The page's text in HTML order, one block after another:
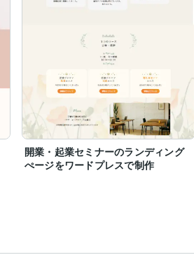
開業・起業セミナーのランディング
ぺージをワードプレスで制作